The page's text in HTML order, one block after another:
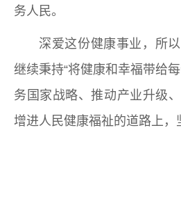
务人民。
深爱这份健康事业，所
继续秉持“将健康和幸福带给
务国家战略、推动产业升级
增进人民健康福祉的道路上，